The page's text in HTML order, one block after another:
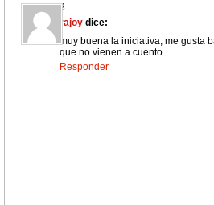
3
rajoy dice:
muy buena la iniciativa, me gusta
que no vienen a cuento
Responder